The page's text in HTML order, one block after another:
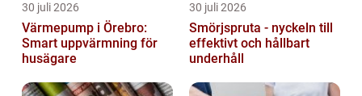
30 juli 2026
Värmepump i Örebro:
Smart uppvärmning för
husägare
30 juli 2026
Smörjspruta - nyckeln till
effektivt och hållbart
underhåll